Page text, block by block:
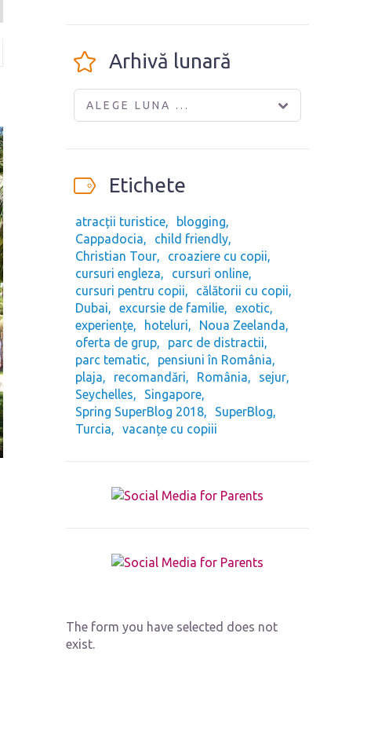
Arhivă lunară
ALEGE LUNA ...
Etichete
atracții turistice
blogging
Cappadocia
child friendly
Christian Tour
croaziere cu copii
cursuri engleza
cursuri online
cursuri pentru copii
călătorii cu copii
Dubai
excursie de familie
exotic
experiențe
hoteluri
Noua Zeelanda
oferta de grup
parc de distractii
parc tematic
pensiuni în România
plaja
recomandări România
sejur
Seychelles
Singapore
Spring SuperBlog 2018
SuperBlog
Turcia
vacanțe cu copiii
The form you have selected does not
exist.